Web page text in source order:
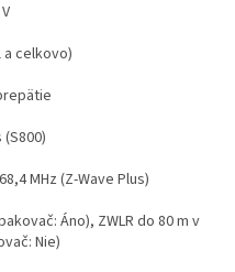
a celkovo)
MHz (Z-Wave Plus)
Áno), ZWLR do 80 m v
Nie)